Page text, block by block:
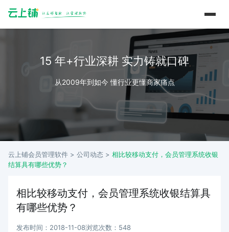
15 年+行业深耕 实力铸就口碑
从2009年到如今 懂行业更懂商家痛点
云上铺会员管理软件 > 公司动态 > 相比较移动支付，会员管理系统收银
结算具有哪些优势？
相比较移动支付，会员管理系统收银结算具
有哪些优势？
发布时间：2018-11-08浏览次数：548